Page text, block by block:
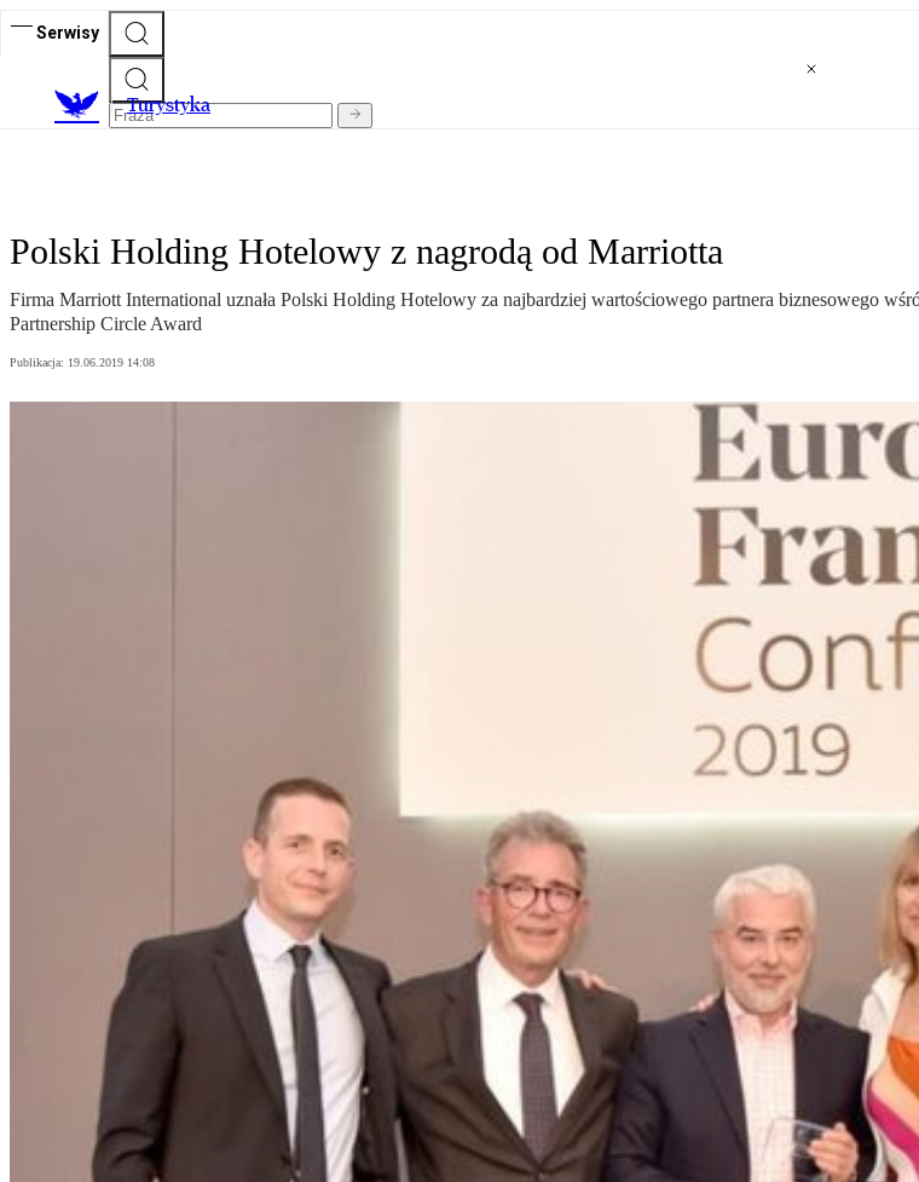
Serwisy
Turystyka
Polski Holding Hotelowy z nagrodą od Marriotta
Firma Marriott International uznała Polski Holding Hotelowy za najbardziej wartościowego partnera biznesowego
Partnership Circle Award
Publikacja: 19.06.2019 14:08